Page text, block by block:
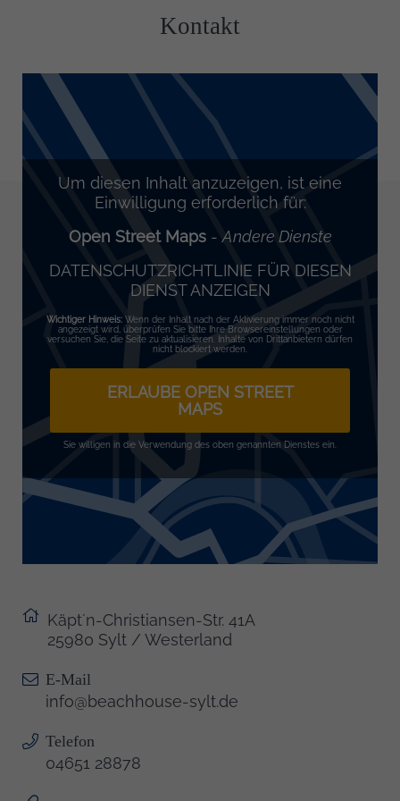
Kontakt
Um diesen Inhalt anzuzeigen, ist eine
Einwilligung erforderlich für:
Open Street Maps-Andere Dienste
DATENSCHUTZRICHTLINIE FÜR DIESEN
DIENST ANZEIGEN
Wichtiger Hinweis:Wenn der Inhalt nach der Aktivierung immer noch nicht
angezeigt wird, überprüfen Sie bitte Ihre Browsereinstellungen oder
versuchen Sie, die Seite zu aktualisieren. Inhalte von Drittanbietern dürfen
nicht blockiert werden.
ERLAUBE OPEN STREET
MAPS
Sie willigen in die Verwendung des oben genannten Dienstes ein.
Käpt´n-Christiansen-Str. 41A
25980 Sylt / Westerland
E-Mail
info@beachhouse-sylt.de
Telefon
04651 28878